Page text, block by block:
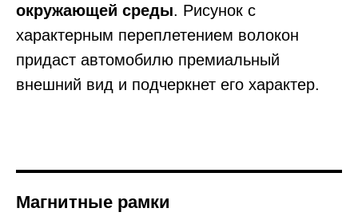
окружающей среды. Рисунок с
характерным переплетением волокон
придаст автомобилю премиальный
внешний вид и подчеркнет его характер.
Магнитные рамки